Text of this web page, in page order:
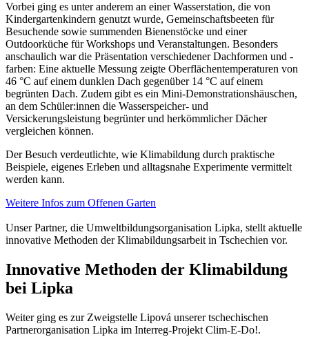
Vorbei ging es unter anderem an einer Wasserstation, die von
Kindergartenkindern genutzt wurde, Gemeinschaftsbeeten für
Besuchende sowie summenden Bienenstöcke und einer
Outdoorküche für Workshops und Veranstaltungen. Besonders
anschaulich war die Präsentation verschiedener Dachformen und -
farben: Eine aktuelle Messung zeigte Oberflächentemperaturen von
46 °C auf einem dunklen Dach gegenüber 14 °C auf einem
begrünten Dach. Zudem gibt es ein Mini-Demonstrationshäuschen,
an dem Schüler:innen die Wasserspeicher- und
Versickerungsleistung begrünter und herkömmlicher Dächer
vergleichen können.
Der Besuch verdeutlichte, wie Klimabildung durch praktische
Beispiele, eigenes Erleben und alltagsnahe Experimente vermittelt
werden kann.
Weitere Infos zum Offenen Garten
Unser Partner, die Umweltbildungsorganisation Lipka, stellt aktuelle
innovative Methoden der Klimabildungsarbeit in Tschechien vor.
Innovative Methoden der Klimabildung
bei Lipka
Weiter ging es zur Zweigstelle Lipová unserer tschechischen
Partnerorganisation Lipka im Interreg-Projekt Clim-E-Do!.